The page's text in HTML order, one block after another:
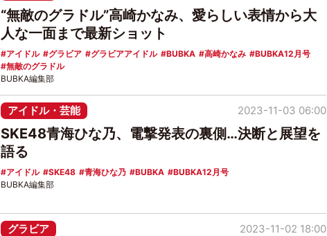
“無敵のグラドル”高崎かなみ、愛らしい表情から大
人な一面まで最新ショット
アイドル グラビア グラビアアイドル BUBKA 高崎かなみ
BUBKA12月号
無敵のグラドル
BUBKA編集部
アイドル・芸能
SKE48青海ひな乃、電撃発表の裏側…決断と展望を
語る
アイドル SKE48 青海ひな乃 BUBKA BUBKA12月号
2023-11-03 06:00
BUBKA編集部
グラビア 2023-11-02 18:00